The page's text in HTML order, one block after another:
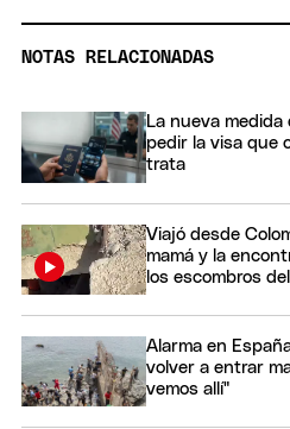
NOTAS RELACIONADAS
La nueva
pedir la visa que
trata
Viajó desde
mamá y la
los escombros
Alarma en
volver a entrar
vemos allí"